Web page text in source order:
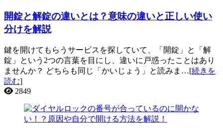
開錠と解錠の違いとは？意味の違いと正しい使い
分けを解説
鍵を開けてもらうサービスを探していて、「開錠」と「解
錠」という2つの言葉を目にし、違いに戸惑ったことはあり
ませんか？ どちらも同じ「かいじょう」と読みま…[続きを
読む]
2849